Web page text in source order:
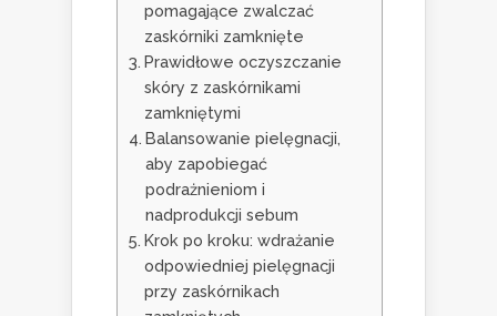
pomagające zwalczać
zaskórniki zamknięte
Prawidłowe oczyszczanie
skóry z zaskórnikami
zamkniętymi
Balansowanie pielęgnacji,
aby zapobiegać
podrażnieniom i
nadprodukcji sebum
Krok po kroku: wdrażanie
odpowiedniej pielęgnacji
przy zaskórnikach